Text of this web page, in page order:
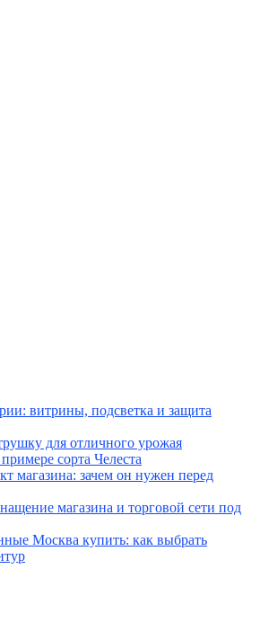
витрины, подсветка и защита
для отличного урожая
сорта Челеста
магазина: зачем он нужен перед
магазина и торговой сети под
Москва купить: как выбрать